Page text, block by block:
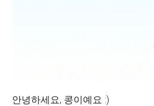
안녕하세요, 콩이예요 :)